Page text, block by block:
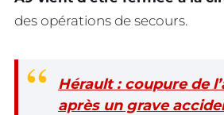
des opérations de secours.
Hérault : coupure de
après un grave